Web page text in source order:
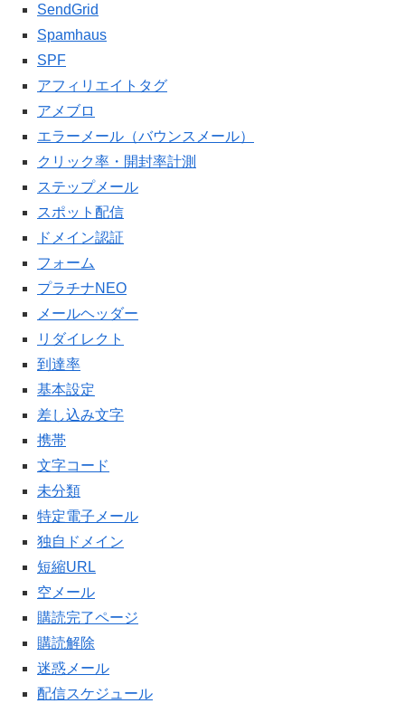
SendGrid
Spamhaus
SPF
アフィリエイトタグ
アメブロ
エラーメール（バウンスメール）
クリック率・開封率計測
ステップメール
スポット配信
ドメイン認証
フォーム
プラチナNEO
メールヘッダー
リダイレクト
到達率
基本設定
差し込み文字
携帯
文字コード
未分類
特定電子メール
独自ドメイン
短縮URL
空メール
購読完了ページ
購読解除
迷惑メール
配信スケジュール